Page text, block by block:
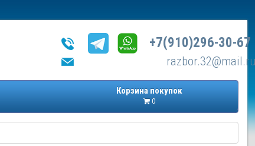
+7(910)296-30-67
Корзина покупок
0